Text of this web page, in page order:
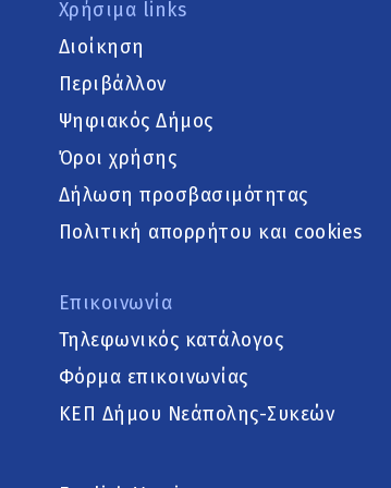
Χρήσιμα links
Διοίκηση
Περιβάλλον
Ψηφιακός Δήμος
Όροι χρήσης
Δήλωση προσβασιμότητας
Πολιτική απορρήτου και cookies
Επικοινωνία
Τηλεφωνικός κατάλογος
Φόρμα επικοινωνίας
ΚΕΠ Δήμου Νεάπολης-Συκεών